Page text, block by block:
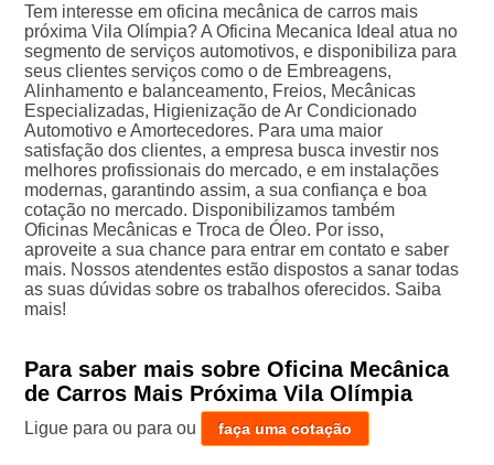
Tem interesse em oficina mecânica de carros mais
próxima Vila Olímpia? A Oficina Mecanica Ideal atua no
segmento de serviços automotivos, e disponibiliza para
seus clientes serviços como o de Embreagens,
Alinhamento e balanceamento, Freios, Mecânicas
Especializadas, Higienização de Ar Condicionado
Automotivo e Amortecedores. Para uma maior
satisfação dos clientes, a empresa busca investir nos
melhores profissionais do mercado, e em instalações
modernas, garantindo assim, a sua confiança e boa
cotação no mercado. Disponibilizamos também
Oficinas Mecânicas e Troca de Óleo. Por isso,
aproveite a sua chance para entrar em contato e saber
mais. Nossos atendentes estão dispostos a sanar todas
as suas dúvidas sobre os trabalhos oferecidos. Saiba
mais!
Para saber mais sobre Oficina Mecânica
de Carros Mais Próxima Vila Olímpia
Ligue para ou para ou faça uma cotação